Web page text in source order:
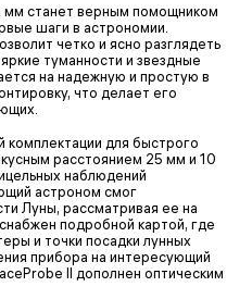
мм станет верным помощником
шаги в астрономии.
четко и ясно разглядеть
туманности и звездные
на надежную и простую в
что делает его
комплектации для быстрого
расстоянием 25 мм и 10
наблюдений
астроном смог
Луны, рассматривая ее на
подробной картой, где
и точки посадки лунных
прибора на интересующий
II дополнен оптическим